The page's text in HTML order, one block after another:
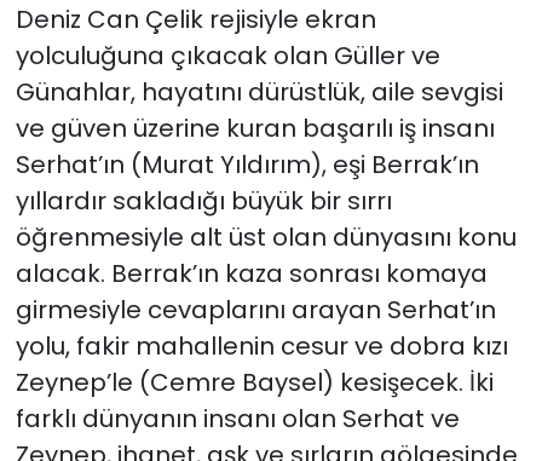
Deniz Can Çelik rejisiyle ekran
yolculuğuna çıkacak olan Güller ve
Günahlar, hayatını dürüstlük, aile sevgisi
ve güven üzerine kuran başarılı iş insanı
Serhat’ın (Murat Yıldırım), eşi Berrak’ın
yıllardır sakladığı büyük bir sırrı
öğrenmesiyle alt üst olan dünyasını konu
alacak. Berrak’ın kaza sonrası komaya
girmesiyle cevaplarını arayan Serhat’ın
yolu, fakir mahallenin cesur ve dobra kızı
Zeynep’le (Cemre Baysel) kesişecek. İki
farklı dünyanın insanı olan Serhat ve